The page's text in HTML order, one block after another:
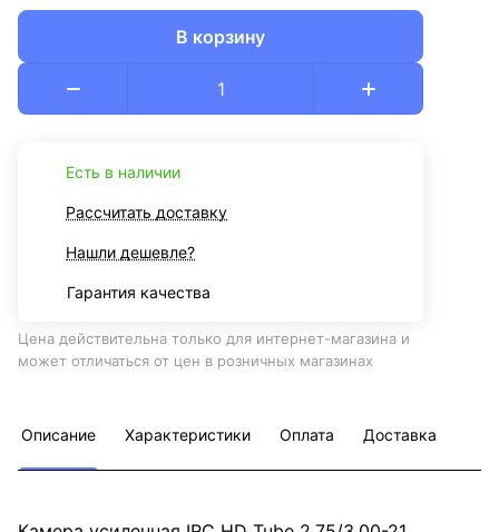
В корзину
Есть в наличии
Рассчитать доставку
Нашли дешевле?
Гарантия качества
Цена действительна только для интернет-магазина и
может отличаться от цен в розничных магазинах
Описание Характеристики Оплата Доставка